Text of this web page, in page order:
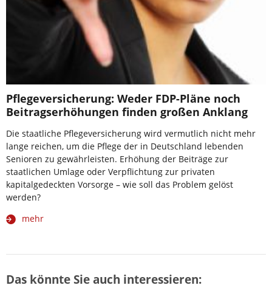
Pflegeversicherung: Weder FDP-Pläne noch
Beitragserhöhungen finden großen Anklang
Die staatliche Pflegeversicherung wird vermutlich nicht mehr
lange reichen, um die Pflege der in Deutschland lebenden
Senioren zu gewährleisten. Erhöhung der Beiträge zur
staatlichen Umlage oder Verpflichtung zur privaten
kapitalgedeckten Vorsorge – wie soll das Problem gelöst
werden?
mehr
Das könnte Sie auch interessieren: